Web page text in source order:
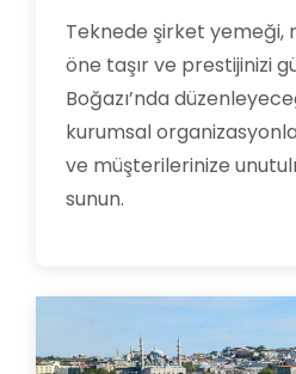
Teknede şirket yemeği,
öne taşır ve prestijinizi
Boğazı’nda
kurumsal
ve müşterilerinize
sunun.